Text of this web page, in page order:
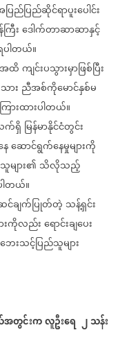
ြည်ပြည်ဆိုင်ရာပူးပေါင်း
ြီးဒေါက်တာဆာဆာနှင့်
ါတယ်။
အထိကျင်းပသွားမှာဖြစ်ပြီး
ား ညီအစ်ကိုမောင်နှစ်မ
ားထားပါတယ်။
ရှိ မြန်မာနိုင်ငံတွင်း
ဆောင်ရွက်နေမှုများကို
ျား၏ သိလိုသည့်
ါတယ်။
င်ချက်ပြုတ်တဲ့ သန့်ရှင်း
းကိုလည်းရောင်းချပေး
ေးသင့်ပြည်သူများ
အတွင်းကလူဦးရေ ၂သန်း